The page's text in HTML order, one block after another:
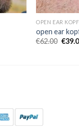
OPEN EAR
open ear
€62.00 €